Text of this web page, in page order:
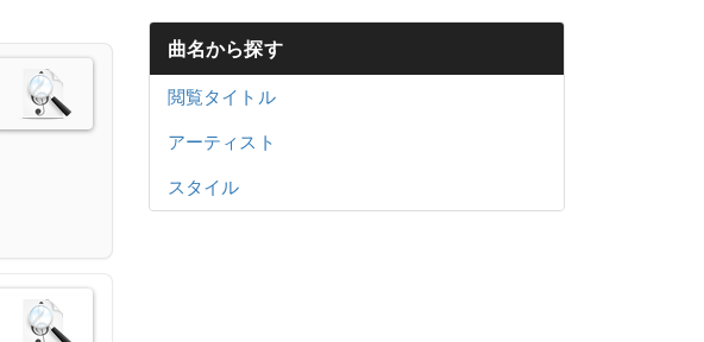
曲名から探す
閲覧タイトル
アーティスト
スタイル